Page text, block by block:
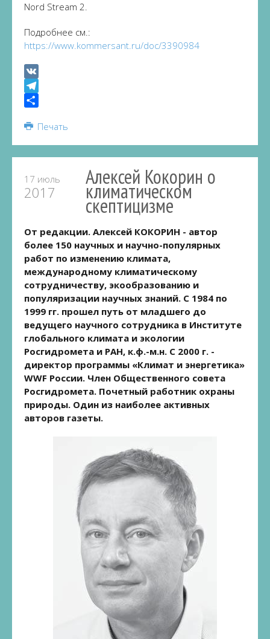
Nord Stream 2.
Подробнее см.:
https://www.kommersant.ru/doc/3390984
VK
Telegram
Печать
17 июль
2017
Алексей Кокорин о
климатическом
скептицизме
От редакции. Алексей КОКОРИН - автор
более 150 научных и научно-популярных
работ по изменению климата,
международному климатическому
сотрудничеству, экообразованию и
популяризации научных знаний. С 1984 по
1999 гг. прошел путь от младшего до
ведущего научного сотрудника в Институте
глобального климата и экологии
Росгидромета и РАН, к.ф.-м.н. С 2000 г. -
директор программы «Климат и энергетика»
WWF России. Член Общественного совета
Росгидромета. Почетный работник охраны
природы. Один из наиболее активных
авторов газеты.